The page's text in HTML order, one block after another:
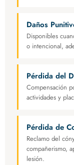
Daños
Disponibles
o intencional,
Pérdida del
Compensación
actividades y
Pérdida de
Reclamo del
compañerismo,
lesión.